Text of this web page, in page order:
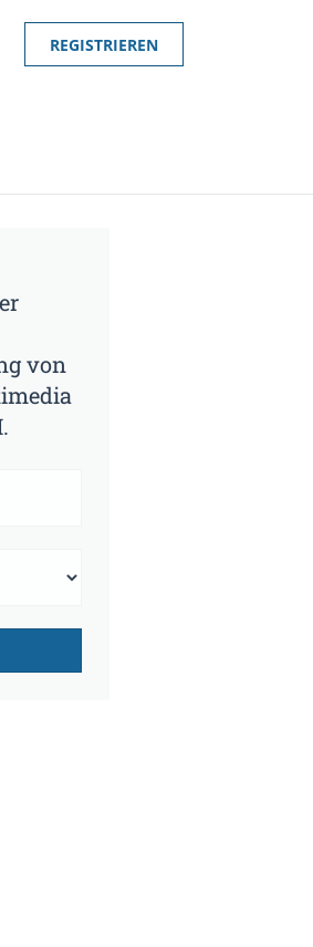
REGISTRIEREN
von